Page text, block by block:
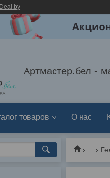
Артмастер.бел -
товаров О нас